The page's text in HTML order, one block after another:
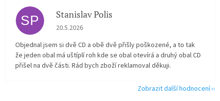
SP Stanislav Polis
Hodnocení obchodu je 2 z 5 hvězdiček.
20.5.2026
Objednal jsem si dvě CD a obě dvě přišly poškozené, a to tak
že jeden obal má uštíplí roh kde se obal otevírá a druhý obal CD
přišel na dvě části. Rád bych zboží reklamoval děkuji.
Zobrazit další hodnocení